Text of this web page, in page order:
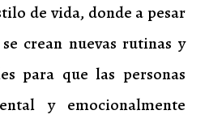
de vida, donde a pesar
crean nuevas rutinas y
para que las personas
y emocionalmente